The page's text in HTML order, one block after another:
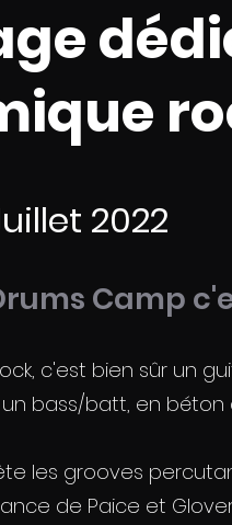
2022
Camp
c'est bien sûr un
bass/batt, en
les grooves
de Paice et